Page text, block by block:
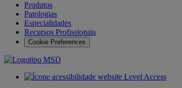
Produtos
Patologias
Especialidades
Recursos Profissionais
Cookie Preferences